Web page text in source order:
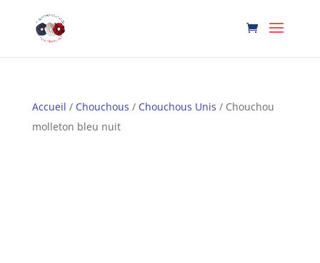
Accueil / Chouchous / Chouchous Unis / Chouchou
molleton bleu nuit